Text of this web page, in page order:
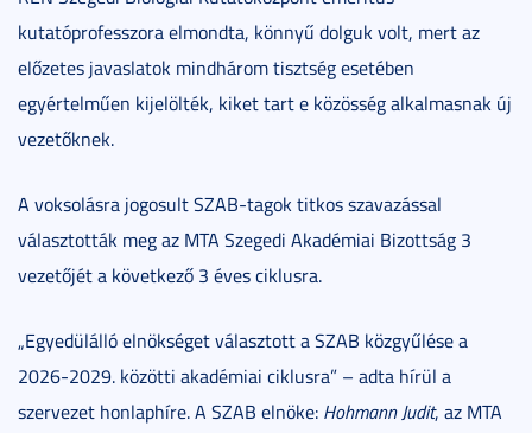
kutatóprofesszora elmondta, könnyű dolguk volt, mert az
előzetes javaslatok mindhárom tisztség esetében
egyértelműen kijelölték, kiket tart e közösség alkalmasnak új
vezetőknek.
A voksolásra jogosult SZAB-tagok titkos szavazással
választották meg az MTA Szegedi Akadémiai Bizottság 3
vezetőjét a következő 3 éves ciklusra.
„Egyedülálló elnökséget választott a SZAB közgyűlése a
2026-2029. közötti akadémiai ciklusra” – adta hírül a
szervezet honlaphíre. A SZAB elnöke: Hohmann Judit, az MTA